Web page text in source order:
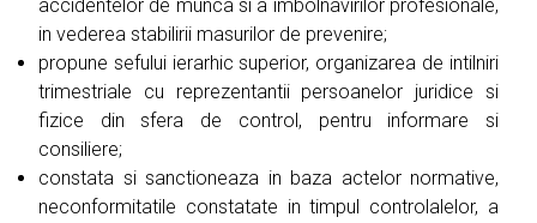
accidentelor de munca si a imbolnavirilor profesionale,
in vederea stabilirii masurilor de prevenire;
propune sefului ierarhic superior, organizarea de intilniri
trimestriale cu reprezentantii persoanelor juridice si
fizice din sfera de control, pentru informare si
consiliere;
constata si sanctioneaza in baza actelor normative,
neconformitatile constatate in timpul controlalelor, a